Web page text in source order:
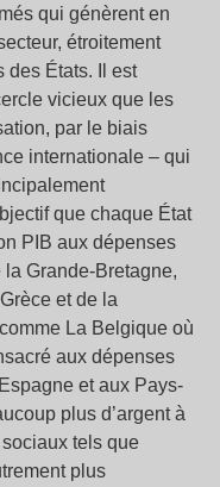
qui génèrent en
étroitement
des États. Il est
vicieux que les
par le biais
internationale – qui
que chaque État
PIB aux dépenses
Grande-Bretagne,
et de la
La Belgique où
aux dépenses
et aux Pays-
plus d’argent à
tels que
plus